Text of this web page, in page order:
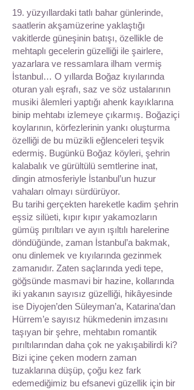
19. yüzyıllardaki tatlı bahar günlerinde,
saatlerin akşamüzerine yaklaştığı
vakitlerde güneşinin batışı, özellikle de
mehtaplı gecelerin güzelliği ile şairlere,
yazarlara ve ressamlara ilham vermiş
İstanbul… O yıllarda Boğaz kıyılarında
oturan yalı eşrafı, saz ve söz ustalarının
musiki âlemleri yaptığı ahenk kayıklarına
binip mehtabı izlemeye çıkarmış. Boğaziçi
koylarının, körfezlerinin yankı oluşturma
özelliği de bu müzikli eğlenceleri teşvik
edermiş. Bugünkü Boğaz köyleri, şehrin
kalabalık ve gürültülü semtlerine inat,
dingin atmosferiyle İstanbul’un huzur
vahaları olmayı sürdürüyor.
Bu tarihi gerçekten hareketle kadim şehrin
eşsiz silüeti, kıpır kıpır yakamozların
gümüş pırıltıları ve ayın ışıltılı harelerine
döndüğünde, zaman İstanbul’a bakmak,
onu dinlemek ve kıyılarında gezinmek
zamanıdır. Zaten saçlarında yedi tepe,
göğsünde masmavi bir hazine, kollarında
iki yakanın sayısız güzelliği, hikâyesinde
ise Diyojen’den Süleyman’a, Katarina’dan
Hürrem’e sayısız hükmedenin imzasını
taşıyan bir şehre, mehtabın romantik
pırıltılarından daha çok ne yakışabilirdi ki?
Bizi içine çeken modern zaman
tuzaklarına düşüp, çoğu kez fark
edemediğimiz bu efsanevi güzellik için bir